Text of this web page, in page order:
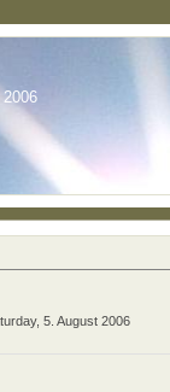
5. August 2006